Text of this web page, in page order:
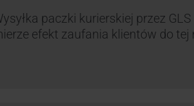
paczki kurierskiej przez
efekt zaufania klientów do tej